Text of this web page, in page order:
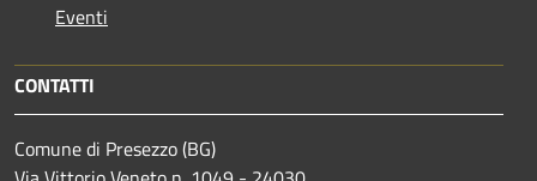
Eventi
CONTATTI
Comune di Presezzo (BG)